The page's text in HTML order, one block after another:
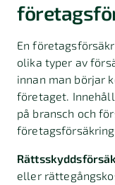
En
olika typer av
innan man börjar
företaget.
på bransch och
eller